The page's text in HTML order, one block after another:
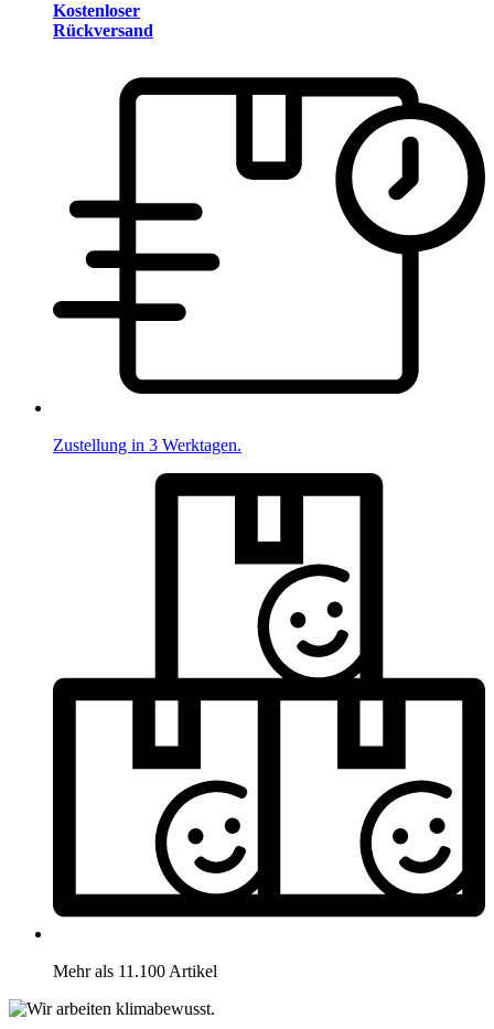
Kostenloser
Rückversand
Zustellung in 3 Werktagen.
Mehr als 11.100 Artikel